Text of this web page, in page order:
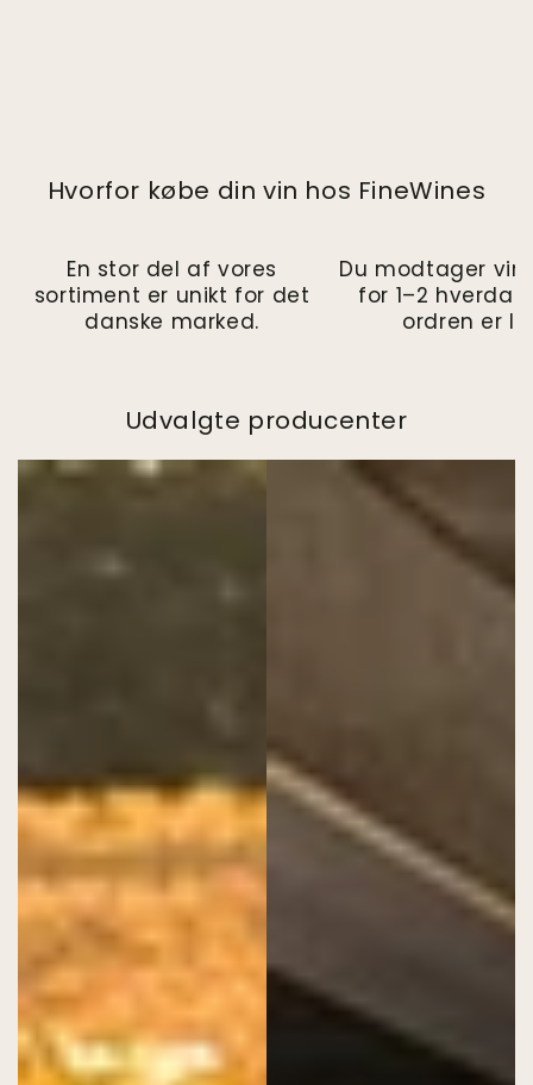
Hvorfor købe din vin hos FineWines
En stor del af vores
sortiment er unikt for det
danske marked.
Du modtager
for 1–2
ordren er
Udvalgte producenter